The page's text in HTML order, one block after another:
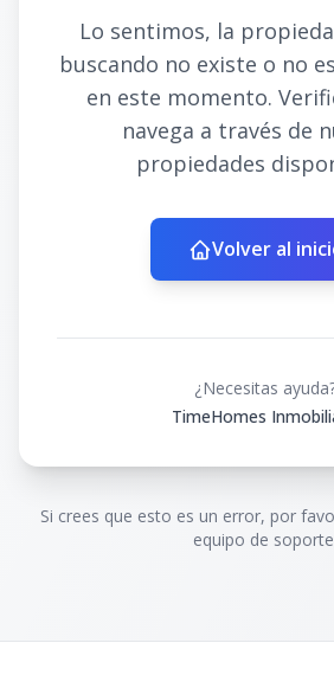
Lo sentimos, la
buscando no existe o no
en este momento.
navega a través de
propiedades
Volver al
¿Necesitas
TimeHomes
Si crees que esto es un error, por
equipo de